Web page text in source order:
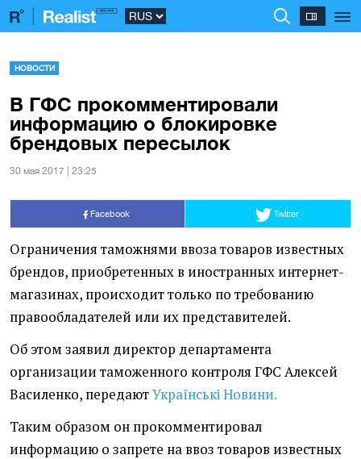
НОВОСТИ
В ГФС прокомментировали
информацию о блокировке
брендовых пересылок
30 мая 2017 | 23:25
Facebook Twitter
Ограничения таможнями ввоза товаров известных
брендов, приобретенных в иностранных интернет-
магазинах, происходит только по требованию
правообладателей или их представителей.
Об этом заявил директор департамента
организации таможенного контроля ГФС Алексей
Василенко, передаютУкраїнські Новини.
Таким образом он прокомментировал
информацию о запрете на ввоз товаров известных